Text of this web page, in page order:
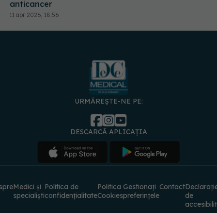
11 apr 2026, 18:56
URMĂREȘTE-NE PE:
DESCARCĂ APLICAȚIA
specialiști confidențialitate Cookies preferințele
de